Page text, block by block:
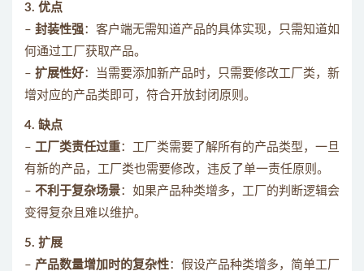
3. 优点
– 封装性强：客户端无需知道产品的具体实现，只需知道如
何通过工厂获取产品。
– 扩展性好：当需要添加新产品时，只需要修改工厂类，新
增对应的产品类即可，符合开放封闭原则。
4. 缺点
– 工厂类责任过重：工厂类需要了解所有的产品类型，一旦
有新的产品，工厂类也需要修改，违反了单一责任原则。
– 不利于复杂场景：如果产品种类增多，工厂的判断逻辑会
变得复杂且难以维护。
5. 扩展
– 产品数量增加时的复杂性：假设产品种类增多，简单工厂